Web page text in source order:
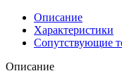
Описание
Характеристики
Сопутствующие
Описание